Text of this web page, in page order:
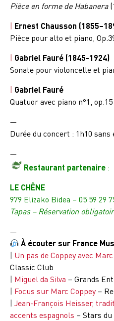
Pièce en forme de Habanera
| Ernest Chausson
Pièce pour alto et piano,
| Gabriel Fauré (1845-1924)
Sonate pour violoncelle et
| Gabriel Fauré
Quatuor avec piano n°1, op.15
—
Durée du concert : 1h10
—
Restaurant partenaire :
LE CHÊNE
979 Elizako Bidea – 05 59 29
Tapas –Réservation
—
À écouter sur France
| Un pas de Coppey avec
Classic Club
| Miguel da Silva – Grands
| Focus sur Marc Coppey –
| Jean-François Heisser,
accents espagnols – Stars